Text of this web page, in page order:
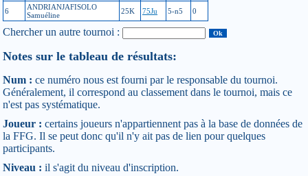
6
ANDRIANJAFISOLO
Samuéline
25K 75Ju 5-n5 0
Chercher un autre tournoi :
Notes sur le tableau de résultats:
Num : ce numéro nous est fourni par le responsable du tournoi.
Généralement, il correspond au classement dans le tournoi, mais ce
n'est pas systématique.
Joueur : certains joueurs n'appartiennent pas à la base de données de
la FFG. Il se peut donc qu'il n'y ait pas de lien pour quelques
participants.
Niveau : il s'agit du niveau d'inscription.